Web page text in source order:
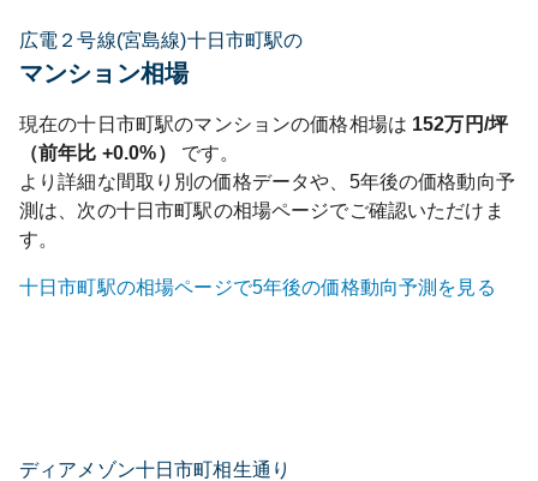
広電２号線(宮島線)十日市町駅の
マンション相場
現在の十日市町駅のマンションの価格相場は 152万円/坪
（前年比 +0.0%）
です。
より詳細な間取り別の価格データや、5年後の価格動向予
測は、次の十日市町駅の相場ページでご確認いただけま
す。
十日市町駅の相場ページで5年後の価格動向予測を見る
ディアメゾン十日市町相生通り